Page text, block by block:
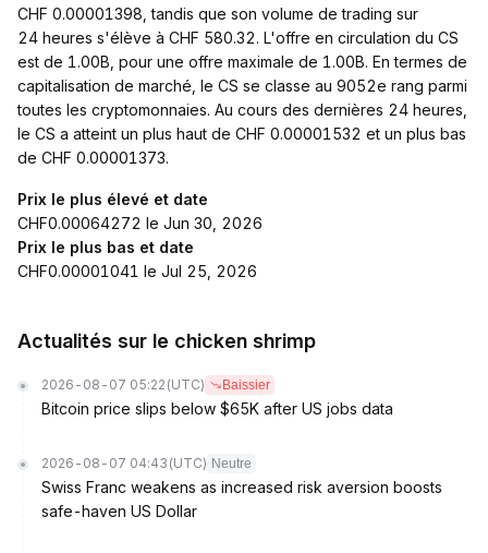
CHF 0.00001398, tandis que son volume de trading sur
24 heures s'élève à CHF 580.32. L'offre en circulation du CS
est de 1.00B, pour une offre maximale de 1.00B. En termes de
capitalisation de marché, le CS se classe au 9052e rang parmi
toutes les cryptomonnaies. Au cours des dernières 24 heures,
le CS a atteint un plus haut de CHF 0.00001532 et un plus bas
de CHF 0.00001373.
Prix le plus élevé et date
CHF0.00064272 le Jun 30, 2026
Prix le plus bas et date
CHF0.00001041 le Jul 25, 2026
Actualités sur le chicken shrimp
2026-08-07 05:22 (UTC) Baissier
Bitcoin price slips below $65K after US jobs data
2026-08-07 04:43 (UTC) Neutre
Swiss Franc weakens as increased risk aversion boosts
safe-haven US Dollar